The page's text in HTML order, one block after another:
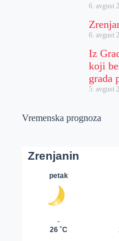
6. avgust
6. avgust
Iz
koji
grada
5. avgust
Vremenska prognoza